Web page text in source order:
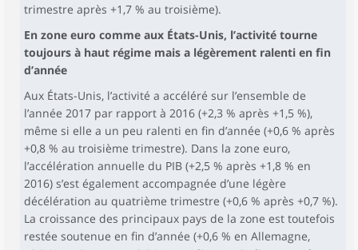
trimestre après +1,7 % au troisième).
En zone euro comme aux États-Unis, l’activité tourne
toujours à haut régime mais a légèrement ralenti en fin
d’année
Aux États-Unis, l’activité a accéléré sur l’ensemble de
l’année 2017 par rapport à 2016 (+2,3 % après +1,5 %),
même si elle a un peu ralenti en fin d’année (+0,6 % après
+0,8 % au troisième trimestre). Dans la zone euro,
l’accélération annuelle du PIB (+2,5 % après +1,8 % en
2016) s’est également accompagnée d’une légère
décélération au quatrième trimestre (+0,6 % après +0,7 %).
La croissance des principaux pays de la zone est toutefois
restée soutenue en fin d’année (+0,6 % en Allemagne,